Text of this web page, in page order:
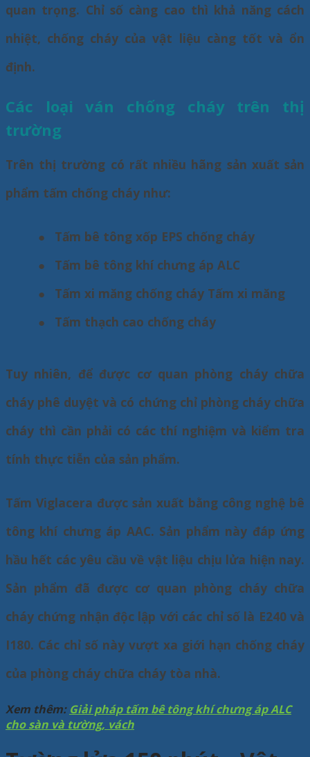
quan trọng. Chỉ số càng cao thì khả năng cách
nhiệt, chống cháy của vật liệu càng tốt và ổn
định.
Các loại ván chống cháy trên thị
trường
Trên thị trường có rất nhiều hãng sản xuất sản
phẩm tấm chống cháy như:
●
Tấm bê tông xốp EPS chống cháy
●
Tấm bê tông khí chưng áp ALC
●
Tấm xi măng chống cháy Tấm xi măng
●
Tấm thạch cao chống cháy
Tuy nhiên, để được cơ quan phòng cháy chữa
cháy phê duyệt và có chứng chỉ phòng cháy chữa
cháy thì cần phải có các thí nghiệm và kiểm tra
tính thực tiễn của sản phẩm.
Tấm Viglacera được sản xuất bằng công nghệ bê
tông khí chưng áp AAC. Sản phẩm này đáp ứng
hầu hết các yêu cầu về vật liệu chịu lửa hiện nay.
Sản phẩm đã được cơ quan phòng cháy chữa
cháy chứng nhận độc lập với các chỉ số là E240 và
I180. Các chỉ số này vượt xa giới hạn chống cháy
của phòng cháy chữa cháy tòa nhà.
Xem thêm: Giải pháp tấm bê tông khí chưng áp ALC
cho sàn và tường, vách